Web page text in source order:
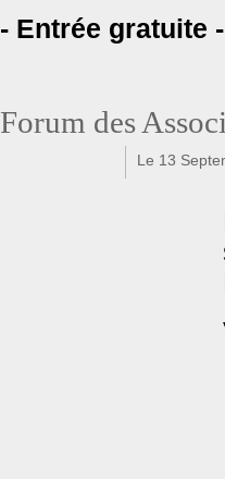
- Entrée gratuite -
Forum des
Le 13